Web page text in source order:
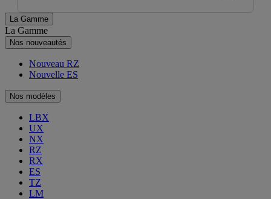
La Gamme
La Gamme
Nos nouveautés
Nouveau RZ
Nouvelle ES
Nos modèles
LBX
UX
NX
RZ
RX
ES
TZ
LM